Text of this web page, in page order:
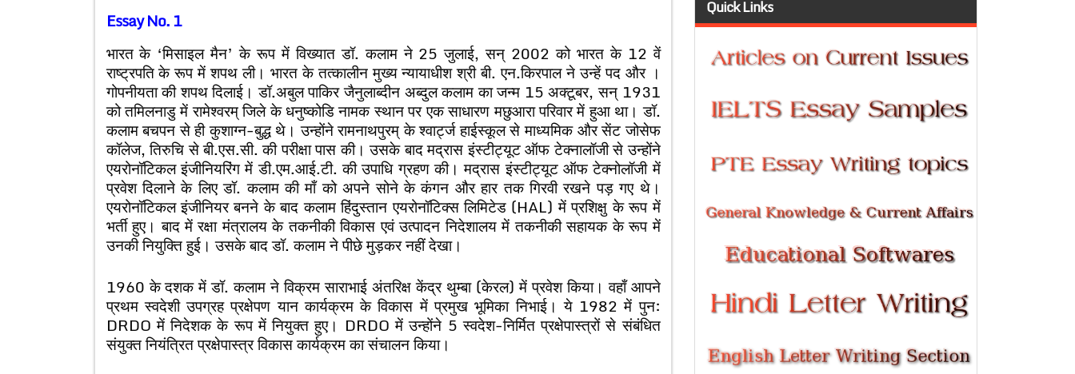
Essay No. 1
भारत के ‘मिसाइल मैन’ के रूप में विख्यात डॉ. कलाम ने 25 जुलाई, सन् 2002 को भारत के 12 वें
राष्ट्रपति के रूप में शपथ ली। भारत के तत्कालीन मुख्य न्यायाधीश श्री बी. एन.किरपाल ने उन्हें पद और ।
गोपनीयता की शपथ दिलाई। डॉ.अबुल पाकिर जैनुलाब्दीन अब्दुल कलाम का जन्म 15 अक्टूबर, सन् 1931
को तमिलनाडु में रामेश्वरम् जिले के धनुष्कोडि नामक स्थान पर एक साधारण मछुआरा परिवार में हुआ था। डॉ.
कलाम बचपन से ही कुशाग्न-बुद्ध थे। उन्होंने रामनाथपुरम् के श्वार्ट्ज हाईस्कूल से माध्यमिक और सेंट जोसेफ
कॉलेज, तिरुचि से बी.एस.सी. की परीक्षा पास की। उसके बाद मद्रास इंस्टीट्यूट ऑफ टेक्नालॉजी से उन्होंने
एयरोनॉटिकल इंजीनियरिंग में डी.एम.आई.टी. की उपाधि ग्रहण की। मद्रास इंस्टीट्यूट ऑफ टेक्नोलॉजी में
प्रवेश दिलाने के लिए डॉ. कलाम की माँ को अपने सोने के कंगन और हार तक गिरवी रखने पड़ गए थे।
एयरोनॉटिकल इंजीनियर बनने के बाद कलाम हिंदुस्तान एयरोनॉटिक्स लिमिटेड (HAL) में प्रशिक्षु के रूप में
भर्ती हुए। बाद में रक्षा मंत्रालय के तकनीकी विकास एवं उत्पादन निदेशालय में तकनीकी सहायक के रूप में
उनकी नियुक्ति हुई। उसके बाद डॉ. कलाम ने पीछे मुड़कर नहीं देखा।
1960 के दशक में डॉ. कलाम ने विक्रम साराभाई अंतरिक्ष केंद्र थुम्बा (केरल) में प्रवेश किया। वहाँ आपने
प्रथम स्वदेशी उपग्रह प्रक्षेपण यान कार्यक्रम के विकास में प्रमुख भूमिका निभाई। ये 1982 में पुन:
DRDO में निदेशक के रूप में नियुक्त हुए। DRDO में उन्होंने 5 स्वदेश-निर्मित प्रक्षेपास्त्रों से संबंधित
संयुक्त नियंत्रित प्रक्षेपास्त्र विकास कार्यक्रम का संचालन किया।
Quick Links